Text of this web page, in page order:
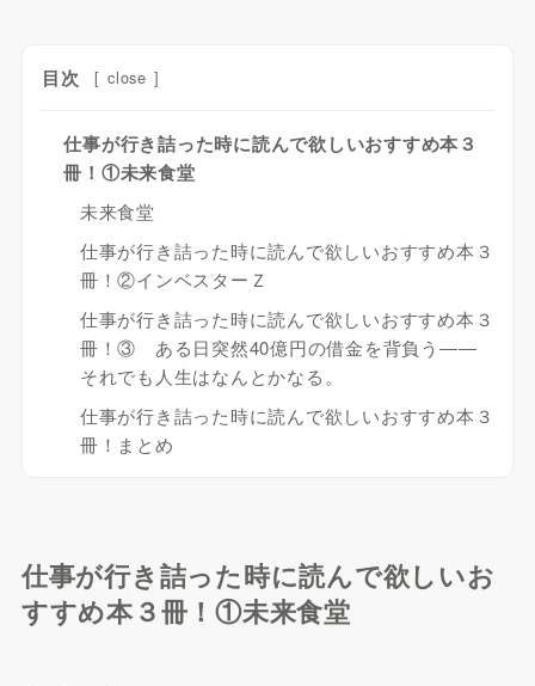
目次 [ close ]
仕事が行き詰った時に読んで欲しいおすすめ本３
冊！①未来食堂
未来食堂
仕事が行き詰った時に読んで欲しいおすすめ本３
冊！②インベスターＺ
仕事が行き詰った時に読んで欲しいおすすめ本３
冊！③ ある日突然40億円の借金を背負う――
それでも人生はなんとかなる。
仕事が行き詰った時に読んで欲しいおすすめ本３
冊！まとめ
仕事が行き詰った時に読んで欲しいお
すすめ本３冊！①未来食堂